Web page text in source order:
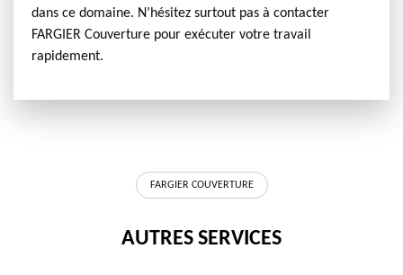
dans ce domaine. N’hésitez surtout pas à contacter
FARGIER Couverture pour exécuter votre travail
rapidement.
FARGIER COUVERTURE
AUTRES SERVICES